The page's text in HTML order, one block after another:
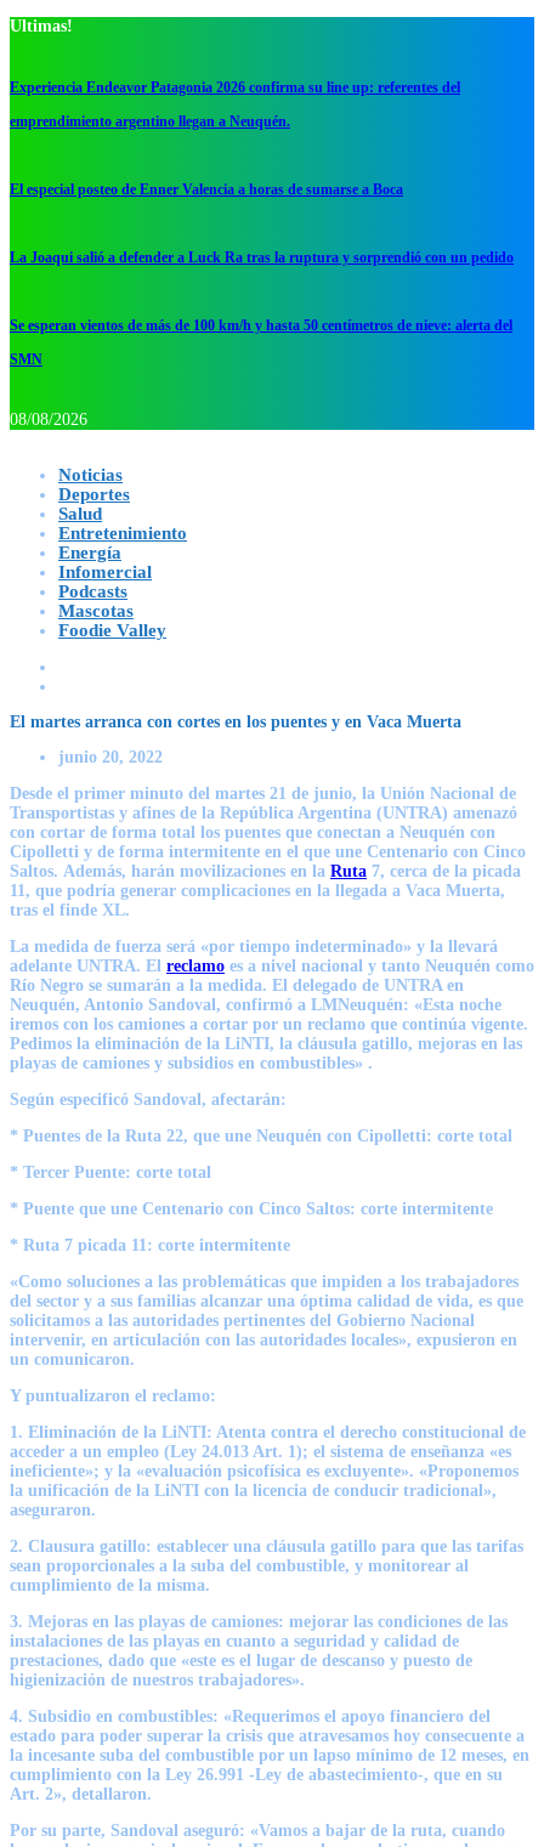
Ultimas!
Experiencia Endeavor Patagonia 2026 confirma su line up: referentes del
emprendimiento argentino llegan a Neuquén.
El especial posteo de Enner Valencia a horas de sumarse a Boca
La Joaqui salió a defender a Luck Ra tras la ruptura y sorprendió con un pedido
Se esperan vientos de más de 100 km/h y hasta 50 centímetros de nieve: alerta del
SMN
08/08/2026
Noticias
Deportes
Salud
Entretenimiento
Energía
Infomercial
Podcasts
Mascotas
Foodie Valley
El martes arranca con cortes en los puentes y en Vaca Muerta
junio 20, 2022
Desde el primer minuto del martes 21 de junio, la Unión Nacional de
Transportistas y afines de la República Argentina (UNTRA) amenazó
con cortar de forma total los puentes que conectan a Neuquén con
Cipolletti y de forma intermitente en el que une Centenario con Cinco
Saltos. Además, harán movilizaciones en la Ruta 7, cerca de la picada
11, que podría generar complicaciones en la llegada a Vaca Muerta,
tras el finde XL.
La medida de fuerza será «por tiempo indeterminado» y la llevará
adelante UNTRA. El reclamo es a nivel nacional y tanto Neuquén como
Río Negro se sumarán a la medida. El delegado de UNTRA en
Neuquén, Antonio Sandoval, confirmó a LMNeuquén: «Esta noche
iremos con los camiones a cortar por un reclamo que continúa vigente.
Pedimos la eliminación de la LiNTI, la cláusula gatillo, mejoras en las
playas de camiones y subsidios en combustibles» .
Según especificó Sandoval, afectarán:
* Puentes de la Ruta 22, que une Neuquén con Cipolletti: corte total
* Tercer Puente: corte total
* Puente que une Centenario con Cinco Saltos: corte intermitente
* Ruta 7 picada 11: corte intermitente
«Como soluciones a las problemáticas que impiden a los trabajadores
del sector y a sus familias alcanzar una óptima calidad de vida, es que
solicitamos a las autoridades pertinentes del Gobierno Nacional
intervenir, en articulación con las autoridades locales», expusieron en
un comunicaron.
Y puntualizaron el reclamo:
1. Eliminación de la LiNTI: Atenta contra el derecho constitucional de
acceder a un empleo (Ley 24.013 Art. 1); el sistema de enseñanza «es
ineficiente»; y la «evaluación psicofísica es excluyente». «Proponemos
la unificación de la LiNTI con la licencia de conducir tradicional»,
aseguraron.
2. Clausura gatillo: establecer una cláusula gatillo para que las tarifas
sean proporcionales a la suba del combustible, y monitorear al
cumplimiento de la misma.
3. Mejoras en las playas de camiones: mejorar las condiciones de las
instalaciones de las playas en cuanto a seguridad y calidad de
prestaciones, dado que «este es el lugar de descanso y puesto de
higienización de nuestros trabajadores».
4. Subsidio en combustibles: «Requerimos el apoyo financiero del
estado para poder superar la crisis que atravesamos hoy consecuente a
la incesante suba del combustible por un lapso mínimo de 12 meses, en
cumplimiento con la Ley 26.991 -Ley de abastecimiento-, que en su
Art. 2», detallaron.
Por su parte, Sandoval aseguró: «Vamos a bajar de la ruta, cuando